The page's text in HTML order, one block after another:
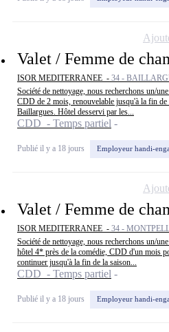
Valet / Femme de
ISOR MEDITERRANEE - 34 -
Société de nettoyage, nous recherchons un/
CDD de 2 mois, renouvelable jusqu'à la fin
Baillargues. Hôtel desservi par les...
CDD - Temps partiel
Publié il y a 18 jours Employeur handi-
Valet / Femme de
ISOR MEDITERRANEE - 34 -
Société de nettoyage, nous recherchons un/
hôtel 4* près de la comédie, CDD d'un mois
continuer jusqu'à la fin de la saison...
CDD - Temps partiel
Publié il y a 18 jours Employeur handi-